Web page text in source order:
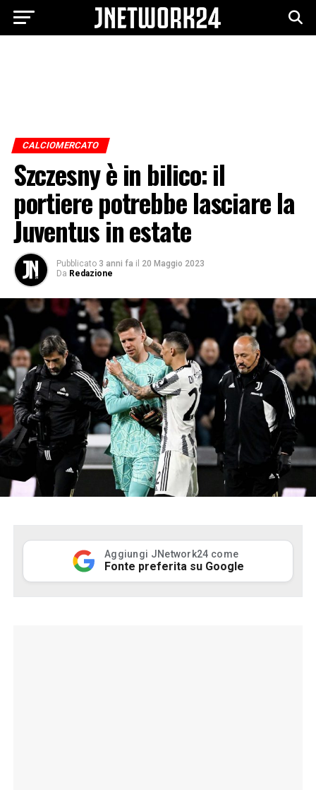
CALCIOMERCATO
Szczesny è in bilico: il
portiere potrebbe lasciare la
Juventus in estate
Pubblicato 3 anni fa il 20 Maggio 2023
Da Redazione
Aggiungi JNetwork24 come
Fonte preferita su Google